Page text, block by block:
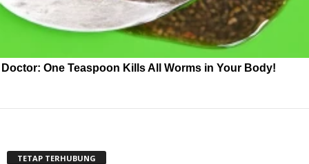
Doctor: One Teaspoon Kills All Worms in Your Body!
TETAP TERHUBUNG